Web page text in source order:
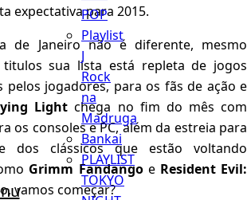
POP
Playlist
J
Rock
na
Madruga
Bankai
PLAYLIST
TOKYO
expectativa para 2015.
de Janeiro não é diferente, mesmo
sua lista está repleta de jogos
pelos jogadores, para os fãs de ação e
Light chega no fim do mês com
os consoles e PC, além da estreia para
clássicos que estão voltando
Grimm Fandango e Resident Evil:
vamos começar?